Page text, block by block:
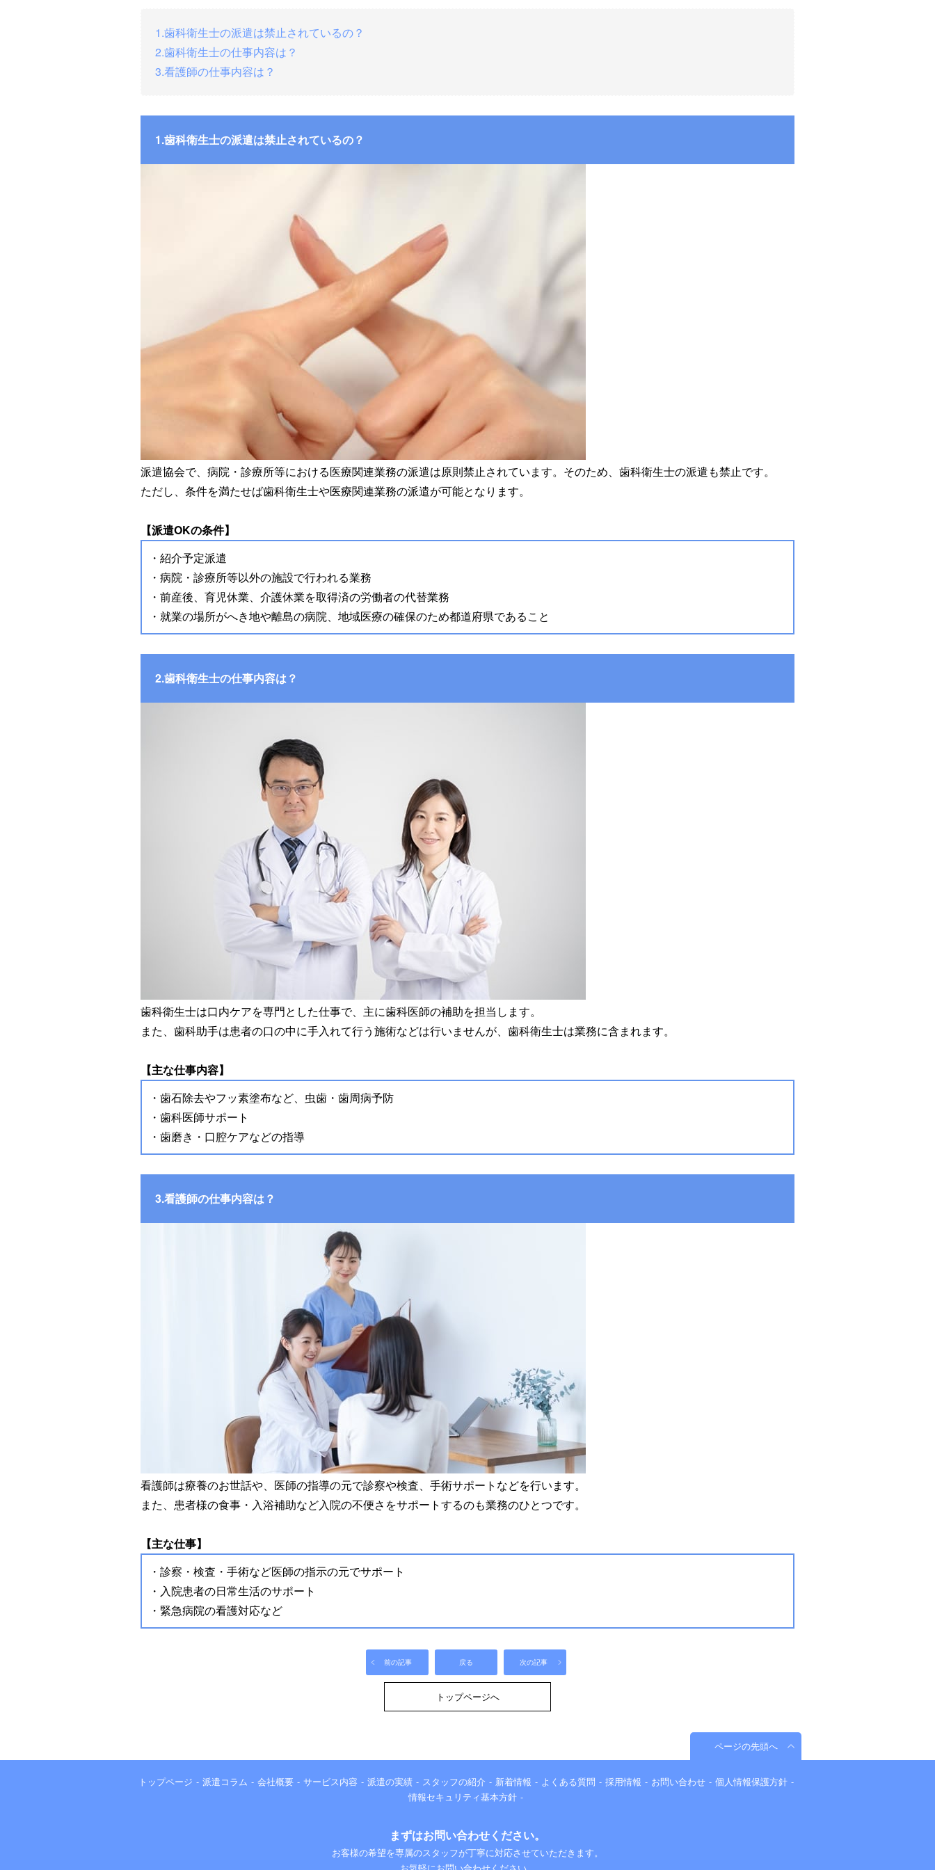
1.歯科衛生士の派遣は禁止されているの？
2.歯科衛生士の仕事内容は？
3.看護師の仕事内容は？
1.歯科衛生士の派遣は禁止されているの？
派遣協会で、病院・診療所等における医療関連業務の派遣は原則禁止されています。そのため、歯科衛生士の派遣も禁止です。
ただし、条件を満たせば歯科衛生士や医療関連業務の派遣が可能となります。
【派遣OKの条件】
・紹介予定派遣
・病院・診療所等以外の施設で行われる業務
・前産後、育児休業、介護休業を取得済の労働者の代替業務
・就業の場所がへき地や離島の病院、地域医療の確保のため都道府県であること
2.歯科衛生士の仕事内容は？
歯科衛生士は口内ケアを専門とした仕事で、主に歯科医師の補助を担当します。
また、歯科助手は患者の口の中に手入れて行う施術などは行いませんが、歯科衛生士は業務に含まれます。
【主な仕事内容】
・歯石除去やフッ素塗布など、虫歯・歯周病予防
・歯科医師サポート
・歯磨き・口腔ケアなどの指導
3.看護師の仕事内容は？
看護師は療養のお世話や、医師の指導の元で診察や検査、手術サポートなどを行います。
また、患者様の食事・入浴補助など入院の不便さをサポートするのも業務のひとつです。
【主な仕事】
・診察・検査・手術など医師の指示の元でサポート
・入院患者の日常生活のサポート
・緊急病院の看護対応など
前の記事 戻る 次の記事
トップページへ
ページの先頭へ
トップページ 派遣コラム 会社概要 サービス内容 派遣の実績 スタッフの紹介 新着情報 よくある質問 採用情報 お問い合わせ
個人情報保護方針
情報セキュリティ基本方針
まずはお問い合わせください。
お客様の希望を専属のスタッフが丁寧に対応させていただきます。